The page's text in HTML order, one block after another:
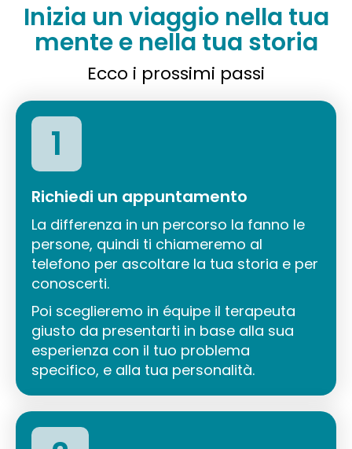
Inizia un viaggio nella tua
mente e nella tua storia
Ecco i prossimi passi
1
Richiedi un appuntamento
La differenza in un percorso la fanno le
persone, quindi ti chiameremo al
telefono per ascoltare la tua storia e per
conoscerti.
Poi sceglieremo in équipe il terapeuta
giusto da presentarti in base alla sua
esperienza con il tuo problema
specifico, e alla tua personalità.